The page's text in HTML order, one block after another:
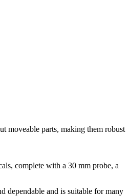
moveable parts, making them robust
complete with a 30 mm probe, a
dependable and is suitable for many